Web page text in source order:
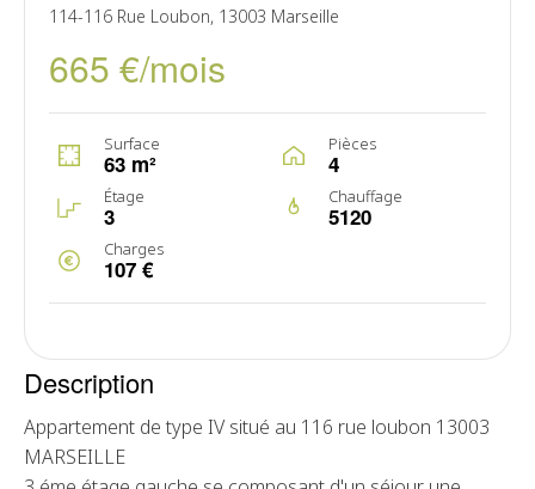
114-116 Rue Loubon, 13003 Marseille
665 €/mois
Surface
63 m²
Pièces
4
Étage
3
Chauffage
5120
Charges
107 €
Description
Appartement de type IV situé au 116 rue loubon 13003
MARSEILLE